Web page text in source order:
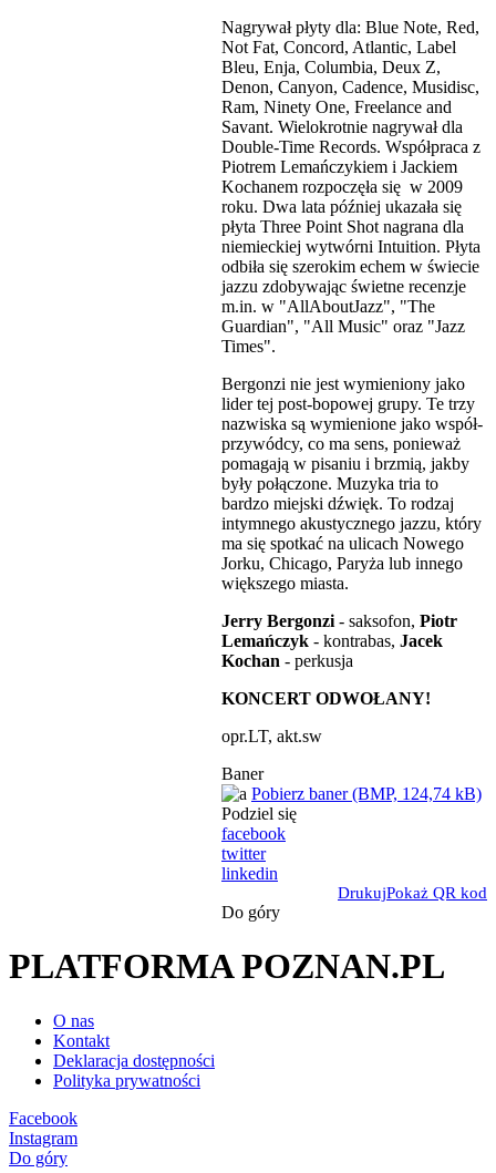
Nagrywał płyty dla: Blue Note, Red,
Not Fat, Concord, Atlantic, Label
Bleu, Enja, Columbia, Deux Z,
Denon, Canyon, Cadence, Musidisc,
Ram, Ninety One, Freelance and
Savant. Wielokrotnie nagrywał dla
Double-Time Records. Współpraca z
Piotrem Lemańczykiem i Jackiem
Kochanem rozpoczęła się w 2009
roku. Dwa lata później ukazała się
płyta Three Point Shot nagrana dla
niemieckiej wytwórni Intuition. Płyta
odbiła się szerokim echem w świecie
jazzu zdobywając świetne recenzje
m.in. w "AllAboutJazz", "The
Guardian", "All Music" oraz "Jazz
Times".
Bergonzi nie jest wymieniony jako
lider tej post-bopowej grupy. Te trzy
nazwiska są wymienione jako współ-
przywódcy, co ma sens, ponieważ
pomagają w pisaniu i brzmią, jakby
były połączone. Muzyka tria to
bardzo miejski dźwięk. To rodzaj
intymnego akustycznego jazzu, który
ma się spotkać na ulicach Nowego
Jorku, Chicago, Paryża lub innego
większego miasta.
Jerry Bergonzi - saksofon, Piotr
Lemańczyk - kontrabas, Jacek
Kochan - perkusja
KONCERT ODWOŁANY!
opr.LT, akt.sw
Baner
Pobierz baner (BMP, 124,74 kB)
Podziel się
facebook
twitter
linkedin
DrukujPokaż QR kod
Do góry
PLATFORMA POZNAN.PL
O nas
Kontakt
Deklaracja dostępności
Polityka prywatności
Facebook
Instagram
Do góry